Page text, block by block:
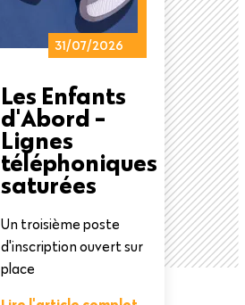
31/07/2026
Les Enfants
d'Abord -
Lignes
téléphoniques
saturées
Un troisième poste
d'inscription ouvert sur
place